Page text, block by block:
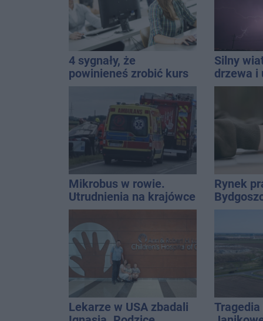
4 sygnały, że
powinieneś zrobić kurs
informatyczny
Silny
drzewa i
dach. To
Mikrobus w rowie.
Utrudnienia na krajówce
Rynek
Lekarze w USA zbadali
Tragedia